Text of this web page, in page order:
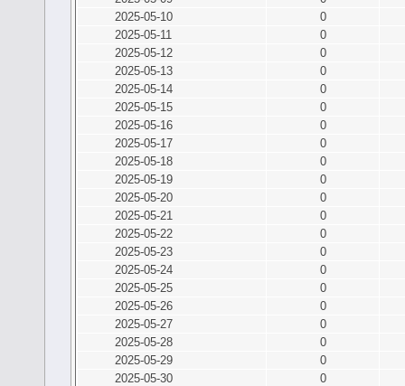
2025-05-10
0
2025-05-11
0
2025-05-12
0
2025-05-13
0
2025-05-14
0
2025-05-15
0
2025-05-16
0
2025-05-17
0
2025-05-18
0
2025-05-19
0
2025-05-20
0
2025-05-21
0
2025-05-22
0
2025-05-23
0
2025-05-24
0
2025-05-25
0
2025-05-26
0
2025-05-27
0
2025-05-28
0
2025-05-29
0
2025-05-30
0